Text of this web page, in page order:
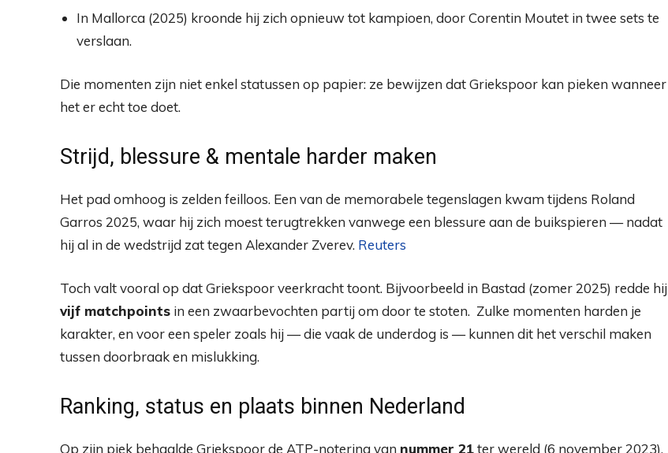
In Mallorca (2025) kroonde hij zich opnieuw tot kampioen, door Corentin Moutet in twee sets te
verslaan.
Die momenten zijn niet enkel statussen op papier: ze bewijzen dat Griekspoor kan pieken wanneer
het er echt toe doet.
Strijd, blessure & mentale harder maken
Het pad omhoog is zelden feilloos. Een van de memorabele tegenslagen kwam tijdens Roland
Garros 2025, waar hij zich moest terugtrekken vanwege een blessure aan de buikspieren — nadat
hij al in de wedstrijd zat tegen Alexander Zverev. Reuters
Toch valt vooral op dat Griekspoor veerkracht toont. Bijvoorbeeld in Bastad (zomer 2025) redde hij
vijf matchpoints in een zwaarbevochten partij om door te stoten. Zulke momenten harden je
karakter, en voor een speler zoals hij — die vaak de underdog is — kunnen dit het verschil maken
tussen doorbraak en mislukking.
Ranking, status en plaats binnen Nederland
Op zijn piek behaalde Griekspoor de ATP-notering van nummer 21ter wereld (6 november 2023).